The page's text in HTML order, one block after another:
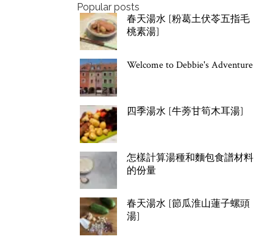
Popular posts
春天湯水 [粉葛土伏苓五指毛
桃素湯]
Welcome to Debbie's Adventure
四季湯水 [牛蒡甘筍木耳湯]
怎樣計算湯種和麵包食譜材料
的份量
春天湯水 [節瓜淮山蓮子螺頭
湯]